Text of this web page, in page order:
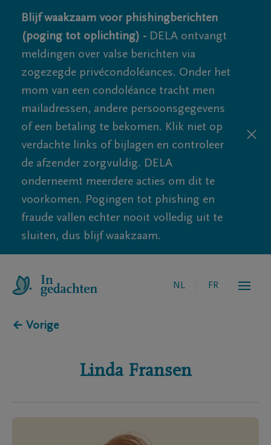
Blijf waakzaam voor phishingberichten
(poging tot oplichting) - DELA ontvangt
meldingen over valse berichten via
zogezegde privécondoléances. Onder het
mom van een condoléance tracht men
mailadressen, andere persoonsgegevens
of een betaling te bekomen. Klik niet op
verdachte links of bijlagen en controleer
de afzender zorgvuldig. DELA
onderneemt meerdere acties om dit te
voorkomen. Pogingen tot phishing en
fraude vallen echter nooit volledig uit te
sluiten, dus blijf waakzaam.
NL FR
← Vorige
Linda Fransen